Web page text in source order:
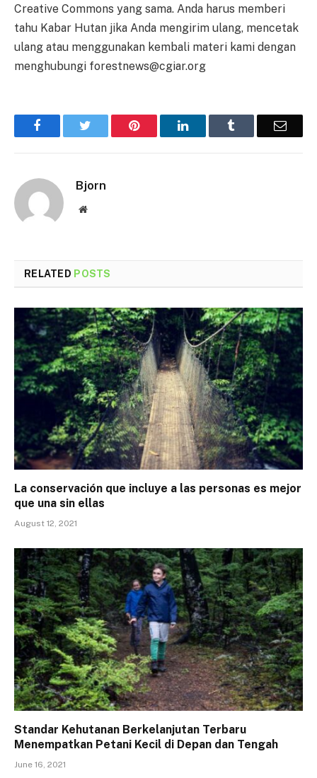
Creative Commons yang sama. Anda harus memberi
tahu Kabar Hutan jika Anda mengirim ulang, mencetak
ulang atau menggunakan kembali materi kami dengan
menghubungi forestnews@cgiar.org
Facebook Pinterest LinkedIn Email
Bjorn
Website
RELATED POSTS
La conservación que incluye a las personas es mejor
que una sin ellas
August 12, 2021
Standar Kehutanan Berkelanjutan Terbaru
Menempatkan Petani Kecil di Depan dan Tengah
June 16, 2021